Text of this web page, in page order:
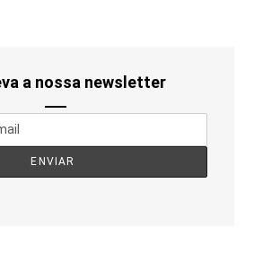
a nossa newsletter